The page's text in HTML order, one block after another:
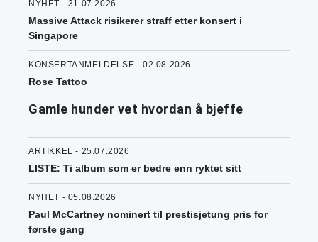
NYHET - 31.07.2026
Massive Attack risikerer straff etter konsert i
Singapore
KONSERTANMELDELSE - 02.08.2026
Rose Tattoo
Gamle hunder vet hvordan å bjeffe
ARTIKKEL - 25.07.2026
LISTE: Ti album som er bedre enn ryktet sitt
NYHET - 05.08.2026
Paul McCartney nominert til prestisjetung pris for
første gang